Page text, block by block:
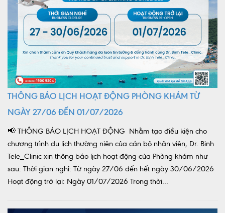
THÔNG BÁO LỊCH HOẠT ĐỘNG PHÒNG KHÁM TỪ
NGÀY 27/06 ĐẾN 01/07/2026
📢 THÔNG BÁO LỊCH HOẠT ĐỘNG Nhằm tạo điều kiện cho
chương trình du lịch thường niên của cán bộ nhân viên, Dr. Binh
Tele_Clinic xin thông báo lịch hoạt động của Phòng khám như
sau: Thời gian nghỉ: Từ ngày 27/06 đến hết ngày 30/06/2026
Hoạt động trở lại: Ngày 01/07/2026 Trong thời...